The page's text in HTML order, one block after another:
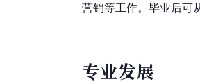
营销等工作。毕业后可
专业发展